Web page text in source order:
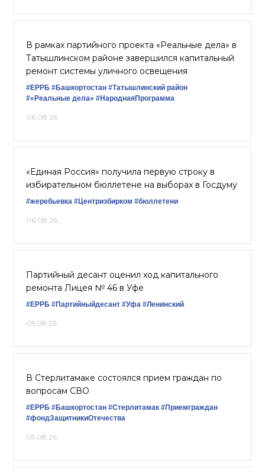
В рамках партийного проекта «Реальные дела» в
Татышлинском районе завершился капитальный
ремонт системы уличного освещения
#ЕРРБ #Башкортостан #Татышлинский район
#«Реальные дела» #НароднаяПрограмма
06.08.26
«Единая Россия» получила первую строку в
избирательном бюллетене на выборах в Госдуму
#жеребьевка #Центризбирком #бюллетени
06.08.26
Партийный десант оценил ход капитального
ремонта Лицея № 46 в Уфе
#ЕРРБ #Партийныйдесант #Уфа #Ленинский
05.08.26
В Стерлитамаке состоялся прием граждан по
вопросам СВО
#ЕРРБ #Башкортостан #Стерлитамак #Приемграждан
#фондЗащитникиОтечества
05.08.26